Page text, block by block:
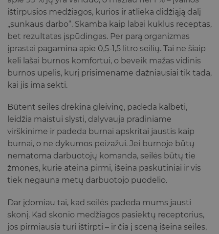
ištirpusios medžiagos, kurios ir atlieka didžiąją dalį
„sunkaus darbo“. Skamba kaip labai kuklus receptas,
bet rezultatas įspūdingas. Per parą organizmas
įprastai pagamina apie 0,5-1,5 litro seilių. Tai ne šiaip
keli lašai burnos komfortui, o beveik mažas vidinis
burnos upelis, kurį prisimename dažniausiai tik tada,
kai jis ima sekti.
Būtent seilės drėkina gleivinę, padeda kalbėti,
leidžia maistui slysti, dalyvauja pradiniame
virškinime ir padeda burnai apskritai jaustis kaip
burnai, o ne dykumos peizažui. Jei burnoje būtų
nematoma darbuotojų komanda, seilės būtų tie
žmonės, kurie ateina pirmi, išeina paskutiniai ir vis
tiek negauna metų darbuotojo puodelio.
Dar įdomiau tai, kad seilės padeda mums jausti
skonį. Kad skonio medžiagos pasiektų receptorius,
jos pirmiausia turi ištirpti – ir čia į sceną išeina seilės,